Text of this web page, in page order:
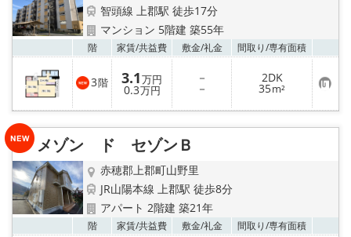
スタッフ紹介
スタッフ募集中
店舗情報·アクセス
会社概要
メールでお問い合わせ
智頭線 上郡駅 徒歩17分
マンション 5階建 築55年
階 家賃/共益費 敷金/礼金 間取り/専有面積
3階 3.1万円
0.3万円
－
－
2DK
35m² お
気
に
り
メゾン ド セゾンＢ
赤穂郡上郡町山野里
JR山陽本線 上郡駅 徒歩8分
アパート 2階建 築21年
階 家賃/共益費 敷金/礼金 間取り/専有面積